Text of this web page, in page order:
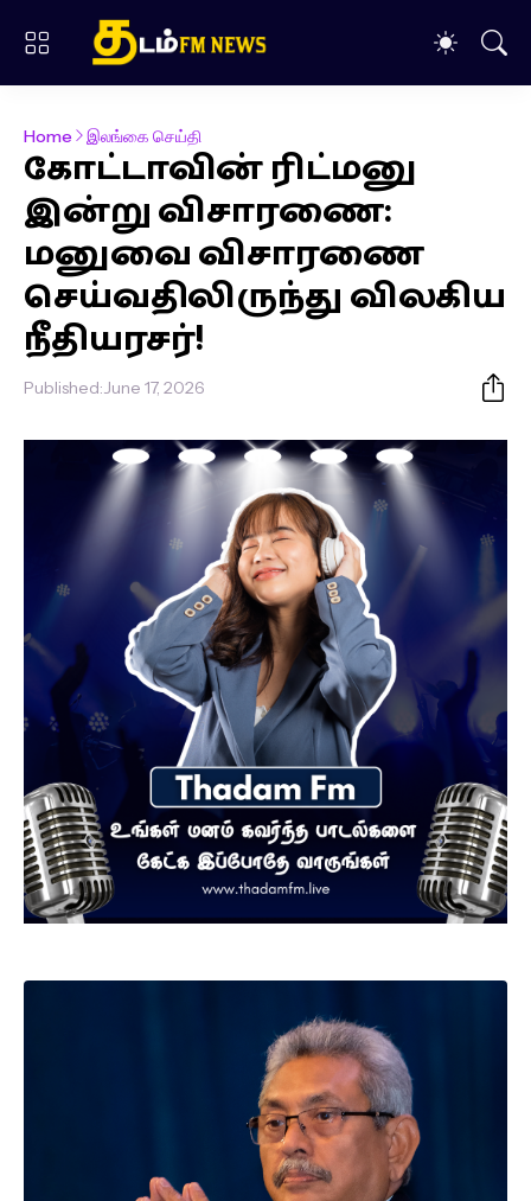
Home இலங்கை செய்தி
கோட்டாவின் ரிட்மனு
இன்று விசாரணை:
மனுவை விசாரணை
செய்வதிலிருந்து விலகிய
நீதியரசர்!
Published:June 17, 2026